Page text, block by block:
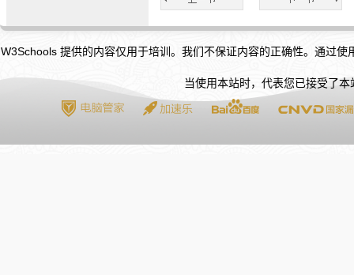
W3Schools 提供的内容仅用于培训。我们不保证内容的正确性。通过
当使用本站时，代表您已接受了本